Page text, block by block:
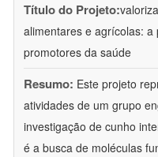
Título do Projeto:
alimentares e agrícolas:
promotores da saúde
Resumo: Este projeto
atividades de um grupo
investigação de cunho
é a busca de moléculas